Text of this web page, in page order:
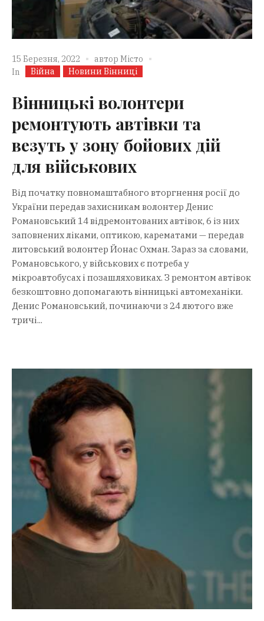
15 Березня, 2022 автор Місто
In
Війна Новини Вінниці
Вінницькі волонтери
ремонтують автівки та
везуть у зону бойових дій
для військових
Від початку повномаштабного вторгнення росії до
України передав захисникам волонтер Денис
Романовський 14 відремонтованих автівок, 6 із них
заповнених ліками, оптикою, карематами — передав
литовський волонтер Йонас Охман. Зараз за словами,
Романовського, у військових є потреба у
мікроавтобусах і позашляховиках. З ремонтом автівок
безкоштовно допомагають вінницькі автомеханіки.
Денис Романовський, починаючи з 24 лютого вже
тричі...